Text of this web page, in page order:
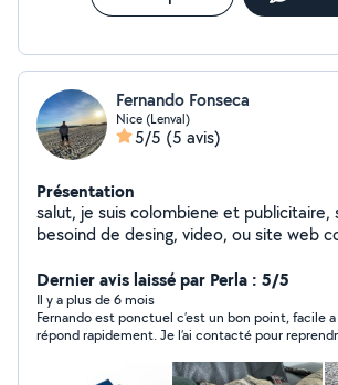
Fernando Fonseca
Nice (Lenval)
5/5 (5 avis)
Présentation
salut, je suis colombiene et publicitaire,
besoind de desing, video, ou site web
Dernier avis laissé par Perla : 5/5
Il y a plus de 6 mois
Fernando est ponctuel c’est un bon point, facile
répond rapidement. Je l’ai contacté pour
recommande vivement.